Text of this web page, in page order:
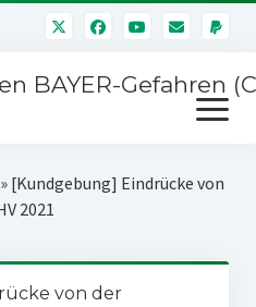
BAYER-Gefahren
Menü
öffnen
» [Kundgebung] Eindrücke von
2021
von der